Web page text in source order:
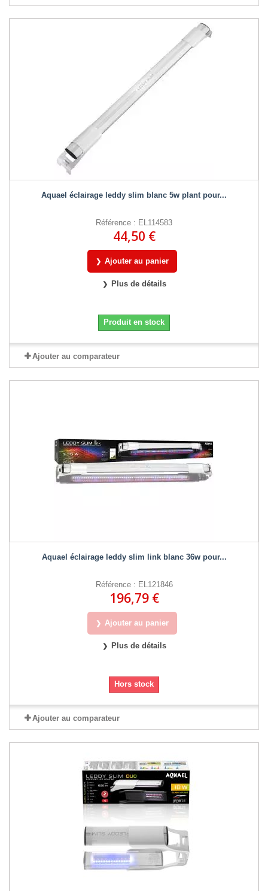
Aquael éclairage leddy slim blanc 5w plant pour...
Référence : EL114583
44,50 €
Ajouter au panier
Plus de détails
Produit en stock
Ajouter au comparateur
Aquael éclairage leddy slim link blanc 36w pour...
Référence : EL121846
196,79 €
Ajouter au panier
Plus de détails
Hors stock
Ajouter au comparateur